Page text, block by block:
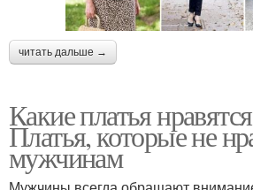
читать дальше →
Какие платья
Платья, которые не
мужчинам